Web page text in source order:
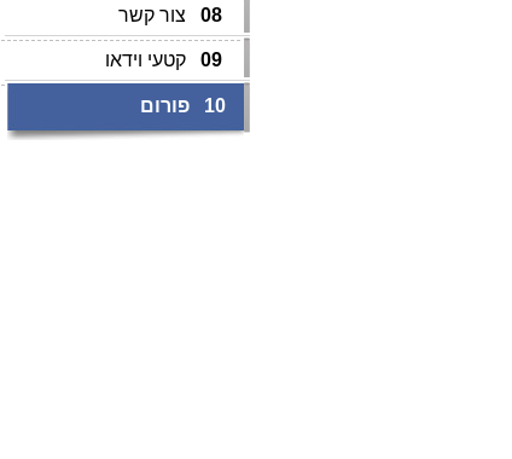
08 צור קשר
09 קטעי וידאו
10 פורום